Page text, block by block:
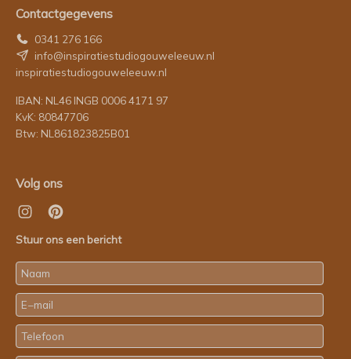
Contactgegevens
0341 276 166
info@inspiratiestudiogouweleeuw.nl
inspiratiestudiogouweleeuw.nl
IBAN: NL46 INGB 0006 4171 97
KvK: 80847706
Btw: NL861823825B01
Volg ons
Stuur ons een bericht